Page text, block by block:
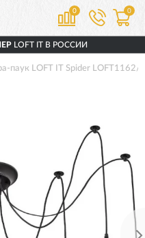
0 0
LOFT IT В РОССИИ
паук LOFT IT Spider LOFT1162/6